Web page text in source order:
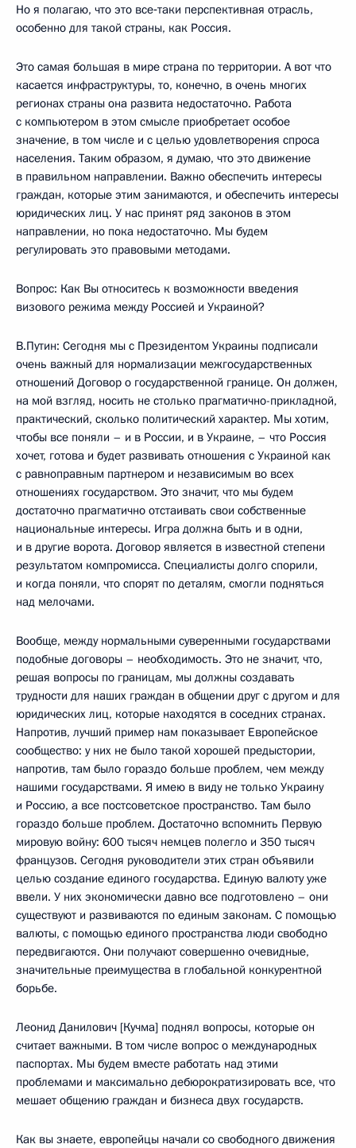
Но я полагаю, что это все‑таки перспективная отрасль,
особенно для такой страны, как Россия.
Это самая большая в мире страна по территории. А вот что
касается инфраструктуры, то, конечно, в очень многих
регионах страны она развита недостаточно. Работа
с компьютером в этом смысле приобретает особое
значение, в том числе и с целью удовлетворения спроса
населения. Таким образом, я думаю, что это движение
в правильном направлении. Важно обеспечить интересы
граждан, которые этим занимаются, и обеспечить интересы
юридических лиц. У нас принят ряд законов в этом
направлении, но пока недостаточно. Мы будем
регулировать это правовыми методами.
Вопрос: Как Вы относитесь к возможности введения
визового режима между Россией и Украиной?
В.Путин: Сегодня мы с Президентом Украины подписали
очень важный для нормализации межгосударственных
отношений Договор о государственной границе. Он должен,
на мой взгляд, носить не столько прагматично-прикладной,
практический, сколько политический характер. Мы хотим,
чтобы все поняли – и в России, и в Украине, – что Россия
хочет, готова и будет развивать отношения с Украиной как
с равноправным партнером и независимым во всех
отношениях государством. Это значит, что мы будем
достаточно прагматично отстаивать свои собственные
национальные интересы. Игра должна быть и в одни,
и в другие ворота. Договор является в известной степени
результатом компромисса. Специалисты долго спорили,
и когда поняли, что спорят по деталям, смогли подняться
над мелочами.
Вообще, между нормальными суверенными государствами
подобные договоры – необходимость. Это не значит, что,
решая вопросы по границам, мы должны создавать
трудности для наших граждан в общении друг с другом и для
юридических лиц, которые находятся в соседних странах.
Напротив, лучший пример нам показывает Европейское
сообщество: у них не было такой хорошей предыстории,
напротив, там было гораздо больше проблем, чем между
нашими государствами. Я имею в виду не только Украину
и Россию, а все постсоветское пространство. Там было
гораздо больше проблем. Достаточно вспомнить Первую
мировую войну: 600 тысяч немцев полегло и 350 тысяч
французов. Сегодня руководители этих стран объявили
целью создание единого государства. Единую валюту уже
ввели. У них экономически давно все подготовлено – они
существуют и развиваются по единым законам. С помощью
валюты, с помощью единого пространства люди свободно
передвигаются. Они получают совершенно очевидные,
значительные преимущества в глобальной конкурентной
борьбе.
Леонид Данилович [Кучма] поднял вопросы, которые он
считает важными. В том числе вопрос о международных
паспортах. Мы будем вместе работать над этими
проблемами и максимально дебюрократизировать все, что
мешает общению граждан и бизнеса двух государств.
Как вы знаете, европейцы начали со свободного движения